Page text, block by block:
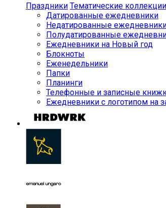
Праздники Тематические коллекции
Датированные ежедневники
Недатированные
Полудатированные
Ежедневники на Новый год
Блокноты
Еженедельники
Папки
Планинги
Телефонные и записные
Ежедневники с логотипом на